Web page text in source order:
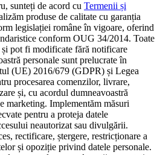
sunteți de acord cu Termenii și
produse de calitate cu garanția
legislației române în vigoare, oferind
conform OUG 34/2014. Toate
pot fi modificate fără notificare
personale sunt prelucrate în
(UE) 2016/679 (GDPR) și Legea
procesarea comenzilor, livrare,
și, cu acordul dumneavoastră
marketing. Implementăm măsuri
pentru a proteja datele
neautorizat sau divulgării.
rectificare, ștergere, restricționare a
și opoziție privind datele personale.